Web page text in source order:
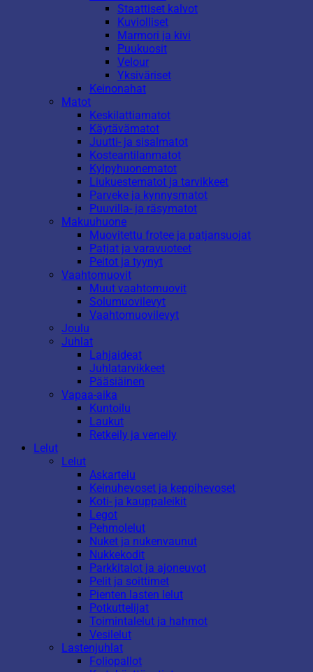
Staattiset kalvot
Kuviolliset
Marmori ja kivi
Puukuosit
Velour
Yksiväriset
Keinonahat
Matot
Keskilattiamatot
Käytävämatot
Juutti- ja sisalmatot
Kosteantilanmatot
Kylpyhuonematot
Liukuestematot ja tarvikkeet
Parveke ja kynnysmatot
Puuvilla- ja räsymatot
Makuuhuone
Muovitettu frotee ja patjansuojat
Patjat ja varavuoteet
Peitot ja tyynyt
Vaahtomuovit
Muut vaahtomuovit
Solumuovilevyt
Vaahtomuovilevyt
Joulu
Juhlat
Lahjaideat
Juhlatarvikkeet
Pääsiäinen
Vapaa-aika
Kuntoilu
Laukut
Retkeily ja veneily
Lelut
Lelut
Askartelu
Keinuhevoset ja keppihevoset
Koti- ja kauppaleikit
Legot
Pehmolelut
Nuket ja nukenvaunut
Nukkekodit
Parkkitalot ja ajoneuvot
Pelit ja soittimet
Pienten lasten lelut
Potkuttelijat
Toimintalelut ja hahmot
Vesilelut
Lastenjuhlat
Foliopallot